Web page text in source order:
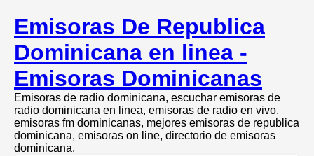
Emisoras De Republica
Dominicana en linea -
Emisoras Dominicanas
Emisoras de radio dominicana, escuchar emisoras de
radio dominicana en linea, emisoras de radio en vivo,
emisoras fm dominicanas, mejores emisoras de republica
dominicana, emisoras on line, directorio de emisoras
dominicana,